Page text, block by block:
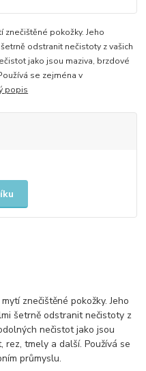
pokožky. Jeho
odstranit nečistoty z vašich
jako jsou maziva, brzdové
se zejména v
popis
znečištěné pokožky. Jeho
šetrně odstranit nečistoty z
nečistot jako jsou
rez, tmely a další. Používá se
průmyslu.